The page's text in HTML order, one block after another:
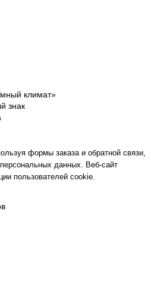
климат»
знак
формы заказа и обратной связи,
данных. Веб-сайт
пользователей cookie.